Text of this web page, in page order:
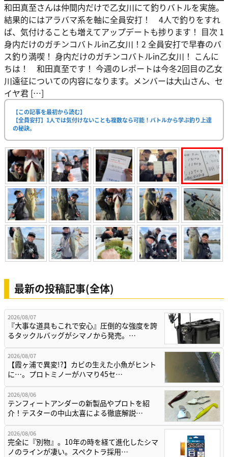
和田真至さんは仲間内だけで乙女川にて釣りバトルを実施。
結果的にはアラバマ系を軸に全員安打！ 4人で釣りをすれ
ば、気付けることも増えてアップデートも捗ります！ 目次 1
身内だけのガチンコバトルin乙女川！2 全員安打で早春のバ
ス釣り満喫！ 身内だけのガチンコバトルin乙女川！ こんに
ちは！ 和田真至です！ 今週のレポートは今冬2回目の乙女
川遠征についての内容になります。メンバーは大山さん、セ
イヤ君 […]
【この記事を最初から読む】
【全員安打】1人では気付けないことも複数なら可能！バトルから学ぶ釣り上達
の秘訣。
最新の投稿記事(全体)
2026/08/07
『大事な道具もこれで安心』圧倒的な強度を誇
るタックルバッグがシマノから発売。…
2026/08/07
【霞ヶ浦で異変!?】カビの生えた小魚がヒント
に…。プロトミノーがハマり45セ…
2026/08/06
テンフィートアンダーの新製品やプロトを紹
介！テスターの中山太喜による徹底解説…
2026/08/06
完全に『別物』。10年の時を経て進化したシマ
ノのラインが凄い。スペクトラ採用…